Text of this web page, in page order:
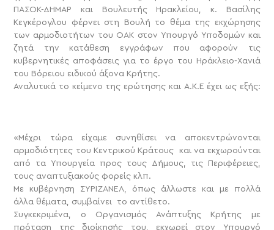
ΠΑΣΟΚ-ΔΗΜΑΡ και Βουλευτής Ηρακλείου, κ. Βασίλης
Κεγκέρογλου φέρνει στη Βουλή το θέμα της εκχώρησης
των αρμοδιοτήτων του ΟΑΚ στον Υπουργό Υποδομών και
ζητά την κατάθεση εγγράφων που αφορούν τις
κυβερνητικές αποφάσεις για το έργο του Ηράκλειο-Χανιά
του Βόρειου ειδικού άξονα Κρήτης.
Αναλυτικά το κείμενο της ερώτησης και Α.Κ.Ε έχει ως εξής:
«Μέχρι τώρα είχαμε συνηθίσει να αποκεντρώνονται
αρμοδιότητες του Κεντρικού Κράτους και να εκχωρούνται
από τα Υπουργεία προς τους Δήμους, τις Περιφέρειες,
τους αναπτυξιακούς φορείς κλπ.
Με κυβέρνηση ΣΥΡΙΖΑΝΕΛ, όπως άλλωστε και με πολλά
άλλα θέματα, συμβαίνει το αντίθετο.
Συγκεκριμένα, ο Οργανισμός Ανάπτυξης Κρήτης με
πρόταση της διοίκησής του, εκχωρεί στον Υπουργό